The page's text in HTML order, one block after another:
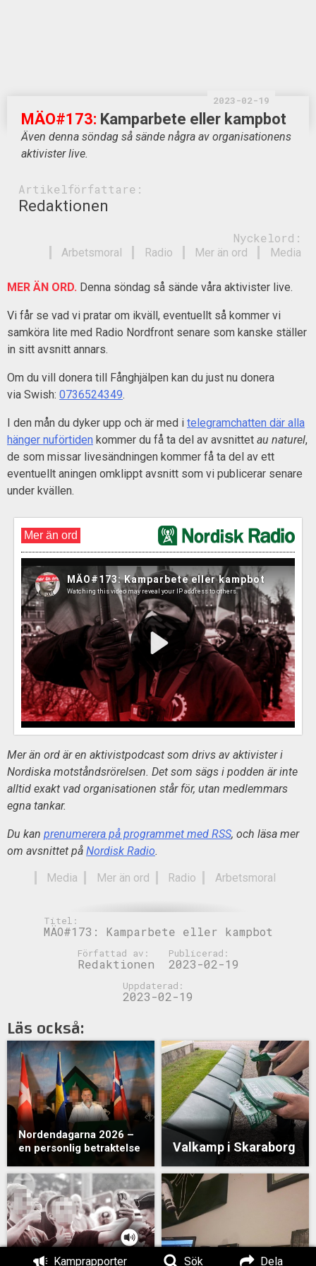
Kamprapporter Sök Dela
2023-02-19
MÄO#173: Kamparbete eller kampbot
Även denna söndag så sände några av organisationens
aktivister live.
Artikelförfattare:
Redaktionen
Nyckelord:
Media
Mer än ord
Radio
Arbetsmoral
MER ÄN ORD. Denna söndag så sände våra aktivister live.
Vi får se vad vi pratar om ikväll, eventuellt så kommer vi
samköra lite med Radio Nordfront senare som kanske ställer
in sitt avsnitt annars.
Om du vill donera till Fånghjälpen kan du just nu donera
via Swish: 0736524349.
I den mån du dyker upp och är med i telegramchatten där alla
hänger nuförtiden kommer du få ta del av avsnittet au naturel,
de som missar livesändningen kommer få ta del av ett
eventuellt aningen omklippt avsnitt som vi publicerar senare
under kvällen.
Mer än ord är en aktivistpodcast som drivs av aktivister i
Nordiska motståndsrörelsen. Det som sägs i podden är inte
alltid exakt vad organisationen står för, utan medlemmars
egna tankar.
Du kan prenumerera på programmet med RSS, och läsa mer
om avsnittet på Nordisk Radio.
Media
Mer än ord Radio Arbetsmoral
Titel:
MÄO#173: Kamparbete eller kampbot
Författad av:
Redaktionen
Publicerad:
2023-02-19
Uppdaterad:
2023-02-19
Läs också:
Nordendagarna 2026 –
en personlig betraktelse
Valkamp i Skaraborg